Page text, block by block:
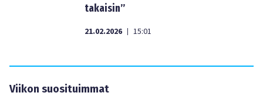
takaisin”
21.02.2026 | 15:01
Viikon suosituimmat